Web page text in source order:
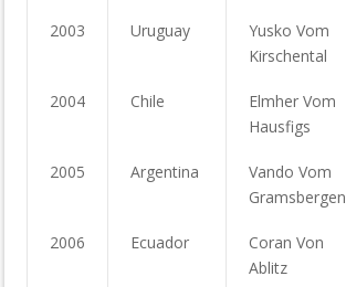
2003 Uruguay
Yusko Vom
Kirschental
2004 Chile
Elmher Vom
Hausfigs
2005 Argentina
Vando Vom
Gramsbergen
2006 Ecuador
Coran Von
Ablitz